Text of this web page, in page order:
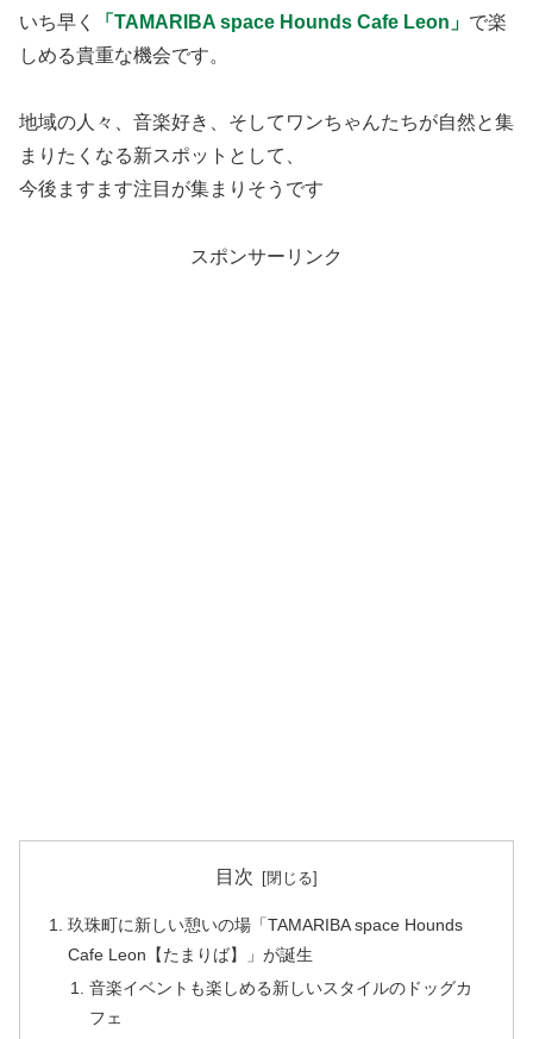
いち早く
「TAMARIBA space Hounds Cafe Leon」 で楽
しめる貴重な機会です。
地域の人々、音楽好き、そしてワンちゃんたちが自然と集
まりたくなる新スポットとして、
今後ますます注目が集まりそうです
スポンサーリンク
目次
玖珠町に新しい憩いの場「TAMARIBA space Hounds
Cafe Leon【たまりば】」が誕生
音楽イベントも楽しめる新しいスタイルのドッグカ
フェ